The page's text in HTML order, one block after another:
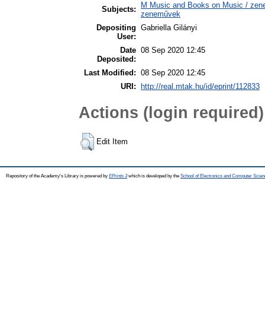
Subjects:
M Music and Books on Music /
zeneművek
Depositing
User:
Gabriella Gilányi
Date
Deposited:
08 Sep 2020 12:45
Last Modified: 08 Sep 2020 12:45
URI:
http://real.mtak.hu/id/eprint/112833
Actions (login required)
Edit Item
Repository of the Academy's Library is powered by EPrints 3which is developed by the School of Electronics and Computer